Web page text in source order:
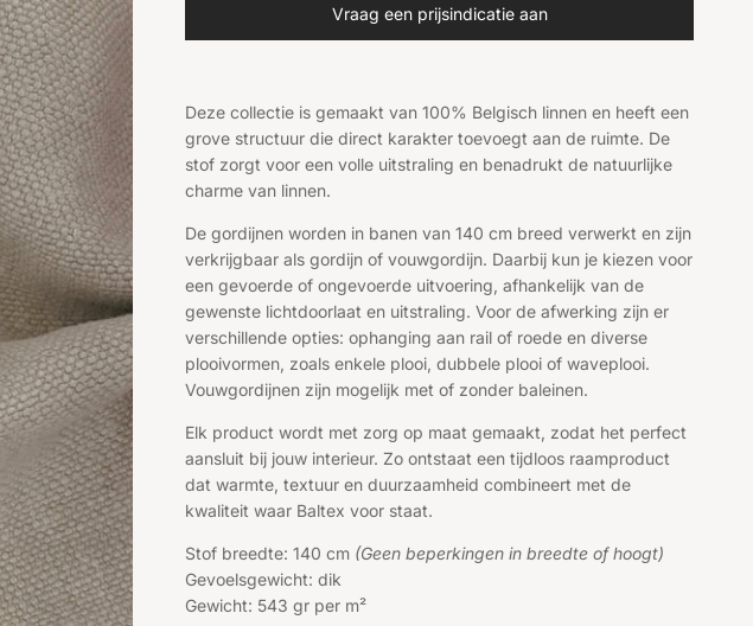
Vraag een prijsindicatie aan
Deze collectie is gemaakt van 100% Belgisch linnen en heeft een
grove structuur die direct karakter toevoegt aan de ruimte. De
stof zorgt voor een volle uitstraling en benadrukt de natuurlijke
charme van linnen.
De gordijnen worden in banen van 140 cm breed verwerkt en zijn
verkrijgbaar als gordijn of vouwgordijn. Daarbij kun je kiezen voor
een gevoerde of ongevoerde uitvoering, afhankelijk van de
gewenste lichtdoorlaat en uitstraling. Voor de afwerking zijn er
verschillende opties: ophanging aan rail of roede en diverse
plooivormen, zoals enkele plooi, dubbele plooi of waveplooi.
Vouwgordijnen zijn mogelijk met of zonder baleinen.
Elk product wordt met zorg op maat gemaakt, zodat het perfect
aansluit bij jouw interieur. Zo ontstaat een tijdloos raamproduct
dat warmte, textuur en duurzaamheid combineert met de
kwaliteit waar Baltex voor staat.
Stof breedte: 140 cm (Geen beperkingen in breedte of hoogt)
Gevoelsgewicht: dik
Gewicht: 543 gr per m²